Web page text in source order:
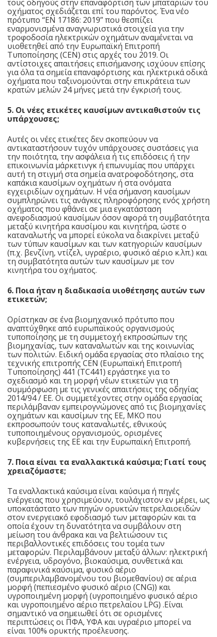
τους οδηγούς στην επαναφόρτιση των μπαταριών του
οχήματος σχεδιάζεται επί του παρόντος. Ένα νέο
πρότυπο “EN 17186: 2019” που θεσπίζει
εναρμονισμένα αναγνωριστικά στοιχεία για την
τροφοδοσία ηλεκτρικών οχημάτων αναμένεται να
υιοθετηθεί από την Ευρωπαϊκή Επιτροπή
Τυποποίησης (CEN) στις αρχές του 2019. Οι
αντίστοιχες απαιτήσεις επισήμανσης ισχύουν επίσης
για όλα τα σημεία επαναφόρτισης και ηλεκτρικά οδικά
οχήματα που ταξινομούνται στην επικράτεια των
κρατών μελών 24 μήνες μετά την έγκρισή τους.
5. Οι νέες ετικέτες καυσίμων αντικαθιστούν τις
υπάρχουσες;
Αυτές οι νέες ετικέτες δεν σκοπεύουν να
αντικαταστήσουν τυχόν υπάρχουσες συστάσεις για
την ποιότητα, την ασφάλεια ή τις επιδόσεις ή την
επικοινωνία μάρκετινγκ ή επωνυμίας που υπάρχει
αυτή τη στιγμή στα σημεία ανατροφοδότησης, στα
καπάκια καυσίμων οχημάτων ή στα ονόματα
εγχειριδίων οχημάτων. Η νέα σήμανση καυσίμων
συμπληρώνει τις ανάγκες πληροφόρησης ενός χρήστη
οχήματος που φθάνει σε μια εγκατάσταση
ανεφοδιασμού καυσίμων όσον αφορά τη συμβατότητα
μεταξύ κινητήρα καυσίμου και κινητήρα, ώστε ο
καταναλωτής να μπορεί εύκολα να διακρίνει μεταξύ
των τύπων καυσίμων και των κατηγοριών καυσίμων
(π.χ. βενζίνη, ντίζελ, υγραέριο, φυσικό αέριο κ.λπ.) και
τη συμβατότητα αυτών των καυσίμων με τον
κινητήρα του οχήματος.
6. Ποια ήταν η διαδικασία υιοθέτησης αυτών των
ετικετών;
Ορίστηκαν σε ένα βιομηχανικό πρότυπο που
αναπτύχθηκε από ευρωπαϊκούς οργανισμούς
τυποποίησης με τη συμμετοχή εκπροσώπων της
βιομηχανίας, των καταναλωτών και της κοινωνίας
των πολιτών. Ειδική ομάδα εργασίας στο πλαίσιο της
τεχνικής επιτροπής CEN (Ευρωπαϊκή Επιτροπή
Τυποποίησης) 441 (TC441) εργάστηκε για το
σχεδιασμό και τη μορφή νέων ετικετών για τη
συμμόρφωση με τις γενικές απαιτήσεις της οδηγίας
2014/94 / ΕΕ. Οι συμμετέχοντες στην ομάδα εργασίας
περιλάμβαναν εμπειρογνώμονες από τις βιομηχανίες
οχημάτων και καυσίμων της ΕΕ, ΜΚΟ που
εκπροσωπούν τους καταναλωτές, εθνικούς
τυποποιημένους οργανισμούς, ορισμένες
κυβερνήσεις της ΕΕ και την Ευρωπαϊκή Επιτροπή.
7. Ποια είναι τα εναλλακτικά καύσιμα; Γιατί τους
χρειαζόμαστε;
Τα εναλλακτικά καύσιμα είναι καύσιμα ή πηγές
ενέργειας που χρησιμεύουν, τουλάχιστον εν μέρει, ως
υποκατάστατο των πηγών ορυκτών πετρελαιοειδών
στον ενεργειακό εφοδιασμό των μεταφορών και τα
οποία έχουν τη δυνατότητα να συμβάλουν στη
μείωση του άνθρακα και να βελτιώσουν τις
περιβαλλοντικές επιδόσεις του τομέα των
μεταφορών. Περιλαμβάνουν μεταξύ άλλων: ηλεκτρική
ενέργεια, υδρογόνο, βιοκαύσιμα, συνθετικά και
παραφινικά καύσιμα, φυσικό αέριο
(συμπεριλαμβανομένου του βιομεθανίου) σε αέρια
μορφή (πεπιεσμένο φυσικό αέριο (CNG)) και
υγροποιημένη μορφή (υγροποιημένο φυσικό αέριο
και υγροποιημένο αέριο πετρελαίου LPG) .Είναι
σημαντικό να σημειωθεί ότι σε ορισμένες
περιπτώσεις οι ΠΦΑ, ΥΦΑ και υγραέριο μπορεί να
είναι 100% ορυκτής προέλευσης.